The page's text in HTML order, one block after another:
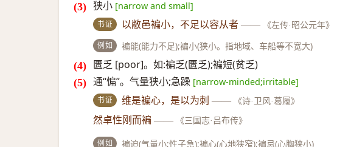
狭小 [narrow and small]
书证 以敝邑褊小，不足以容从者 —— 《左传·昭公元年》
例如 褊能(能力不足);褊小(狭小。指地域、车船等不宽大)
匮乏 [poor]。如:褊乏(匮乏);褊短(贫乏)
通“惼”。气量狭小;急躁 [narrow-minded;irritable]
书证 维是褊心，是以为刺 —— 《诗·卫风·葛履》
然卓性刚而褊 —— 《三国志·吕布传》
例如 褊迫(气量小;性子急);褊心(心地狭窄);褊忌(心胸狭小)